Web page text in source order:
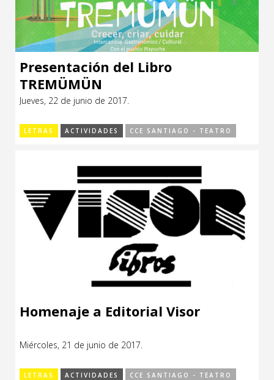
Presentación del Libro
TREMÜMÜN
Jueves, 22 de junio de 2017.
LETRAS ACTIVIDADES CCE SANTIAGO - TEATRO
Homenaje a Editorial Visor
Miércoles, 21 de junio de 2017.
LETRAS ACTIVIDADES CCE SANTIAGO - TEATRO